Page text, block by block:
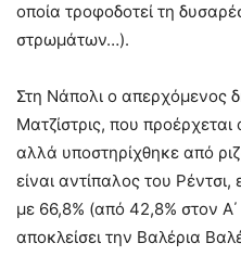
οποία τροφοδοτεί τη
στρωμάτων…).
Στη Νάπολι ο απερχόμενος
Ματζίστρις, που
αλλά υποστηρίχθηκε από
είναι αντίπαλος του
με 66,8% (από 42,8% στον
αποκλείσει την Βαλέρια